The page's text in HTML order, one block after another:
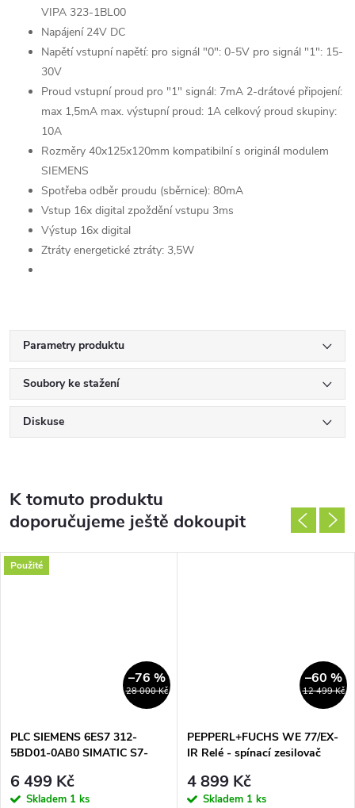
VIPA 323-1BL00
Napájení 24V DC
Napětí vstupní napětí: pro signál "0": 0-5V pro signál "1": 15-
30V
Proud vstupní proud pro "1" signál: 7mA 2-drátové připojení:
max 1,5mA max. výstupní proud: 1A celkový proud skupiny:
10A
Rozměry 40x125x120mm kompatibilní s originál modulem
SIEMENS
Spotřeba odběr proudu (sběrnice): 80mA
Vstup 16x digital zpoždění vstupu 3ms
Výstup 16x digital
Ztráty energetické ztráty: 3,5W
Parametry produktu
Soubory ke stažení
Diskuse
K tomuto produktu
doporučujeme ještě dokoupit
Použité
28 000 Kč
–76 %
PLC SIEMENS 6ES7 312-
5BD01-0AB0 SIMATIC S7-
CPU S MPI, 10 DI/6
6 499 Kč
Skladem 1 ks
12 499 Kč
–60 %
PEPPERL+FUCHS WE 77/EX-
IR Relé - spínací zesilovač
4 899 Kč
Skladem 1 ks